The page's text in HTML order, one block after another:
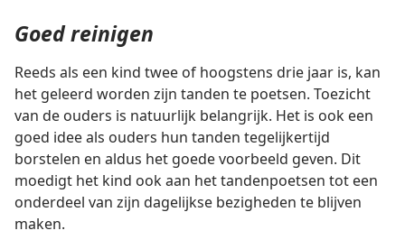
Goed reinigen
Reeds als een kind twee of hoogstens drie jaar is, kan
het geleerd worden zijn tanden te poetsen. Toezicht
van de ouders is natuurlijk belangrijk. Het is ook een
goed idee als ouders hun tanden tegelijkertijd
borstelen en aldus het goede voorbeeld geven. Dit
moedigt het kind ook aan het tandenpoetsen tot een
onderdeel van zijn dagelijkse bezigheden te blijven
maken.